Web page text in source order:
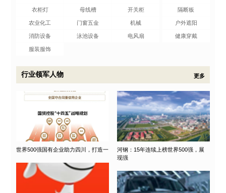
衣柜灯 母线槽 隔断板
开关柜
农业化工 门窗五金 户外遮阳
机械
消防设备 泳池设备 健康穿戴
电风扇
服装服饰
行业领军人物 更多
世界500强国有企业助力四川，打造一
河钢：15年连续上榜世界500强，展
现强